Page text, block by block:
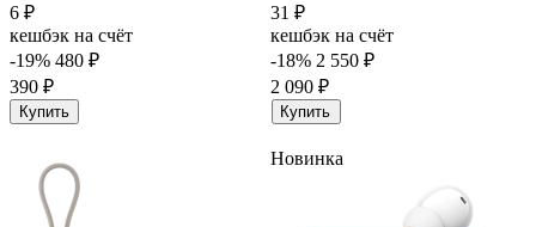
6 ₽
кешбэк на счёт
-19% 480 ₽
390 ₽
Купить
31 ₽
кешбэк на счёт
-18% 2 550 ₽
2 090 ₽
Купить
Новинка